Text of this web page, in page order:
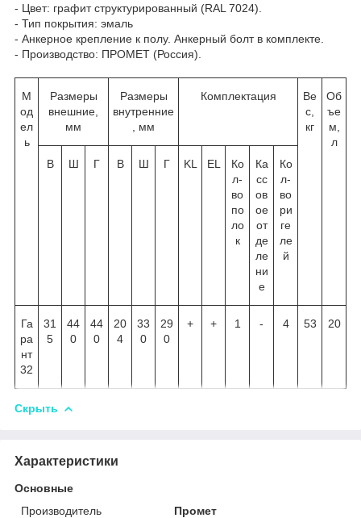
- Цвет: графит структурированный (RAL 7024).
- Тип покрытия: эмаль
- Анкерное крепление к полу. Анкерный болт в комплекте.
- Производство: ПРОМЕТ (Россия).
М
од
ел
ь
Размеры
внешние,
мм
Размеры
внутренние
, мм
Комплектация
Ве
с,
кг
Об
ъе
м,
л
В
Ш Г В Ш Г KL EL
Ко
л-
во
по
ло
к
Ка
сс
ов
ое
от
де
ле
ни
е
Ко
л-
во
ри
ге
ле
й
Га
ра
нт
32
31
5
44
0
44
0
20
4
33
0
29
0
+ + 1 - 4 53 20
Скрыть
Характеристики
Основные
Производитель
Промет